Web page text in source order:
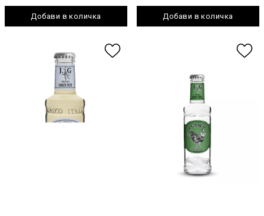
Добави в количка Добави в количка